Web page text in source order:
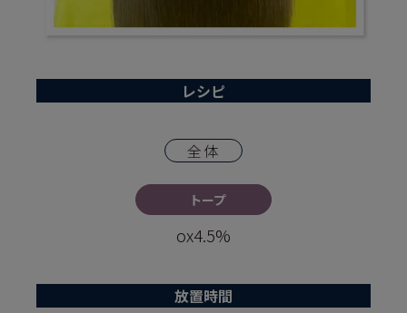
レシピ
全体
トープ
ox4.5%
放置時間